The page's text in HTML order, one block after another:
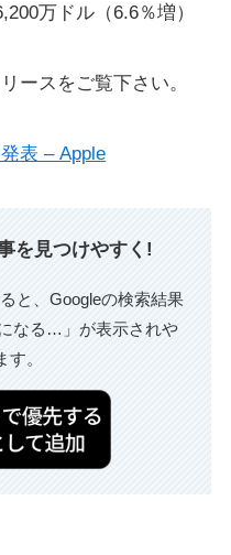
万ドル（6.6％増）
ースをご覧下さい。
表 – Apple
を見つけやすく!
と、Googleの検索結果
なる…」が表示されや
。